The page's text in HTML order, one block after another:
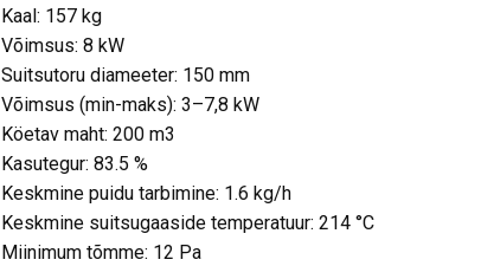
Kaal: 157 kg
Võimsus: 8 kW
Suitsutoru diameeter: 150 mm
Võimsus (min-maks): 3–7,8 kW
Köetav maht: 200 m3
Kasutegur: 83.5 %
Keskmine puidu tarbimine: 1.6 kg/h
Keskmine suitsugaaside temperatuur: 214 °C
Miinimum tõmme: 12 Pa